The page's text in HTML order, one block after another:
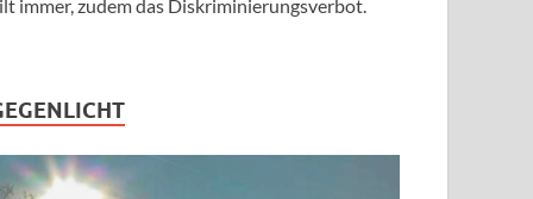
immer, zudem das Diskriminierungsverbot.